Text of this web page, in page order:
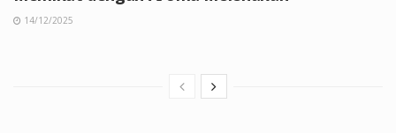
14/12/2025